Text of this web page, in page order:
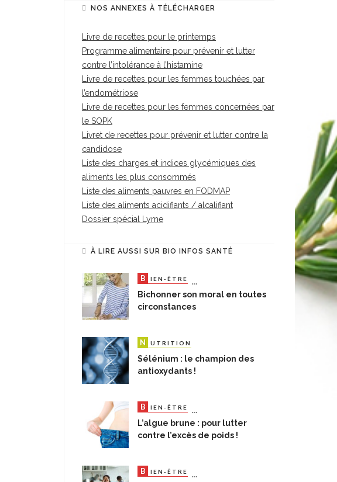
NOS ANNEXES À TÉLÉCHARGER
Livre de recettes pour le printemps
Programme alimentaire pour prévenir et lutter
contre l’intolérance à l’histamine
Livre de recettes pour les femmes touchées par
l’endométriose
Livre de recettes pour les femmes concernées par
le SOPK
Livret de recettes pour prévenir et lutter contre la
candidose
Liste des charges et indices glycémiques des
aliments les plus consommés
Liste des aliments pauvres en FODMAP
Liste des aliments acidifiants / alcalifiant
Dossier spécial Lyme
À LIRE AUSSI SUR BIO INFOS SANTÉ
B IEN-ÊTRE
Bichonner son moral en toutes
circonstances
N UTRITION
Sélénium : le champion des
antioxydants !
B IEN-ÊTRE
L’algue brune : pour lutter
contre l’excès de poids !
B IEN-ÊTRE